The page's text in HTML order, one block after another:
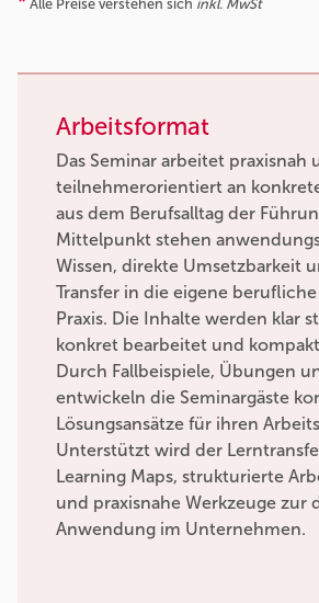
Alle Preise verstehen sich inkl. MwSt
Arbeitsformat
Das Seminar arbeitet praxisnah
teilnehmerorientiert an
aus dem Berufsalltag der
Mittelpunkt stehen
Wissen, direkte Umsetzbarkeit
Transfer in die eigene
Praxis. Die Inhalte werden klar
konkret bearbeitet und
Durch Fallbeispiele, Übungen
entwickeln die Seminargäste
Lösungsansätze für ihren
Unterstützt wird der
Learning Maps, strukturierte
und praxisnahe Werkzeuge zur
Anwendung im Unternehmen.